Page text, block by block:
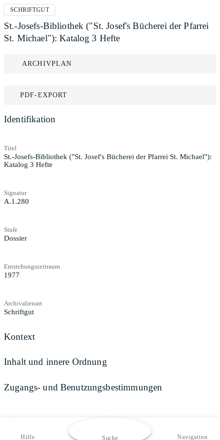
SCHRIFTGUT
St.-Josefs-Bibliothek ("St. Josef's Bücherei der Pfarrei
St. Michael"): Katalog 3 Hefte
ARCHIVPLAN
PDF-EXPORT
Identifikation
Titel
St.-Josefs-Bibliothek ("St. Josef's Bücherei der Pfarrei St. Michael"):
Katalog 3 Hefte
Signatur
A.1.280
Stufe
Dossier
Entstehungszeitraum
1977
Archivalienart
Schriftgut
Kontext
Inhalt und innere Ordnung
Zugangs- und Benutzungsbestimmungen
Teilen
Hilfe Suche Navigation